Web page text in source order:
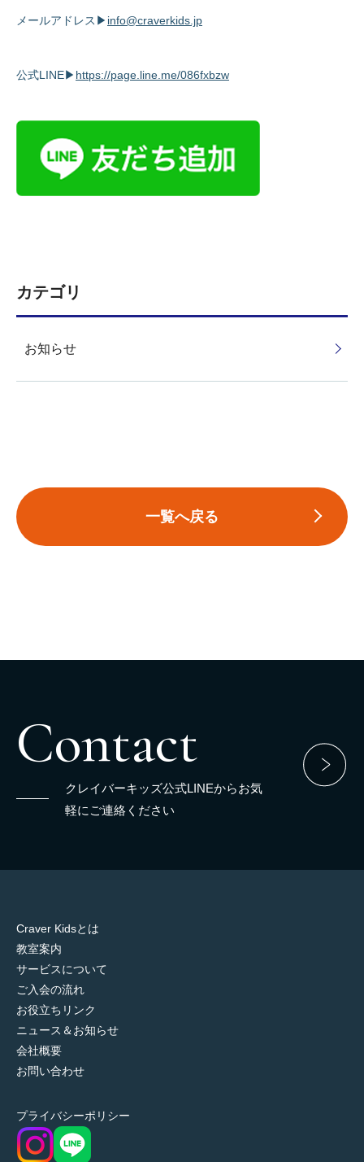
メールアドレス▶ info@craverkids.jp
公式LINE▶ https://page.line.me/086fxbzw
カテゴリ
お知らせ
一覧へ戻る
Contact
クレイバーキッズ公式LINEからお気
軽にご連絡ください
Craver Kidsとは
教室案内
サービスについて
ご入会の流れ
お役立ちリンク
ニュース＆お知らせ
会社概要
お問い合わせ
プライバシーポリシー